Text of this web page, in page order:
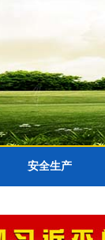
安全生产